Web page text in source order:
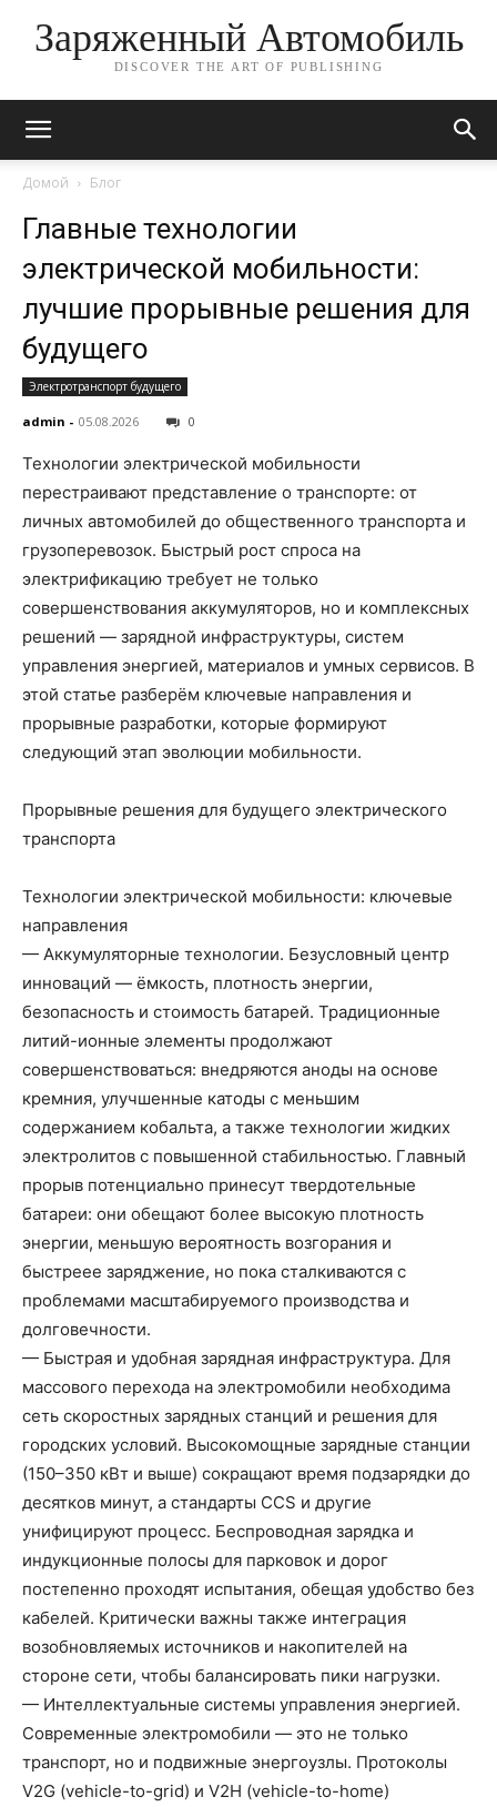
Заряженный Автомобиль
DISCOVER THE ART OF PUBLISHING
Домой Блог
Главные технологии
электрической мобильности:
лучшие прорывные решения для
будущего
Электротранспорт будущего
admin - 05.08.2026 0
Технологии электрической мобильности
перестраивают представление о транспорте: от
личных автомобилей до общественного транспорта и
грузоперевозок. Быстрый рост спроса на
электрификацию требует не только
совершенствования аккумуляторов, но и комплексных
решений — зарядной инфраструктуры, систем
управления энергией, материалов и умных сервисов. В
этой статье разберём ключевые направления и
прорывные разработки, которые формируют
следующий этап эволюции мобильности.
Прорывные решения для будущего электрического
транспорта
Технологии электрической мобильности: ключевые
направления
— Аккумуляторные технологии. Безусловный центр
инноваций — ёмкость, плотность энергии,
безопасность и стоимость батарей. Традиционные
литий-ионные элементы продолжают
совершенствоваться: внедряются аноды на основе
кремния, улучшенные катоды с меньшим
содержанием кобальта, а также технологии жидких
электролитов с повышенной стабильностью. Главный
прорыв потенциально принесут твердотельные
батареи: они обещают более высокую плотность
энергии, меньшую вероятность возгорания и
быстреее заряджение, но пока сталкиваются с
проблемами масштабируемого производства и
долговечности.
— Быстрая и удобная зарядная инфраструктура. Для
массового перехода на электромобили необходима
сеть скоростных зарядных станций и решения для
городских условий. Высокомощные зарядные станции
(150–350 кВт и выше) сокращают время подзарядки до
десятков минут, а стандарты CCS и другие
унифицируют процесс. Беспроводная зарядка и
индукционные полосы для парковок и дорог
постепенно проходят испытания, обещая удобство без
кабелей. Критически важны также интеграция
возобновляемых источников и накопителей на
стороне сети, чтобы балансировать пики нагрузки.
— Интеллектуальные системы управления энергией.
Современные электромобили — это не только
транспорт, но и подвижные энергоузлы. Протоколы
V2G (vehicle-to-grid) и V2H (vehicle-to-home)